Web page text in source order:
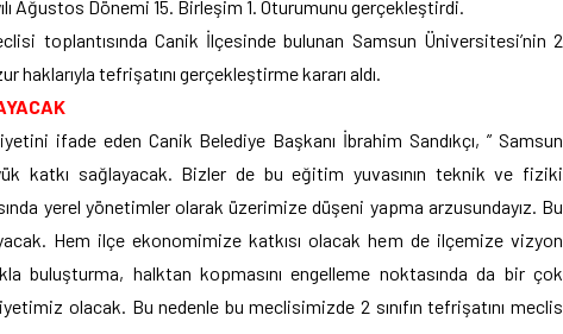
Ağustos Dönemi 15. Birleşim 1. Oturumunu gerçekleştirdi.
toplantısında Canik İlçesinde bulunan Samsun Üniversitesi’nin 2
haklarıyla tefrişatını gerçekleştirme kararı aldı.
ifade eden Canik Belediye Başkanı İbrahim Sandıkçı, ” Samsun
katkı sağlayacak. Bizler de bu eğitim yuvasının teknik ve fiziki
yerel yönetimler olarak üzerimize düşeni yapma arzusundayız. Bu
Hem ilçe ekonomimize katkısı olacak hem de ilçemize vizyon
buluşturma, halktan kopmasını engelleme noktasında da bir çok
olacak. Bu nedenle bu meclisimizde 2 sınıfın tefrişatını meclis